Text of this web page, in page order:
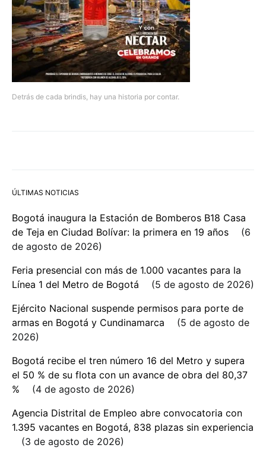
Detrás de cada brindis, hay una historia por contar.
ÚLTIMAS NOTICIAS
Bogotá inaugura la Estación de Bomberos B18 Casa
de Teja en Ciudad Bolívar: la primera en 19 años
6
de agosto de 2026
Feria presencial con más de 1.000 vacantes para la
Línea 1 del Metro de Bogotá
5 de agosto de 2026
Ejército Nacional suspende permisos para porte de
armas en Bogotá y Cundinamarca
5 de agosto de
2026
Bogotá recibe el tren número 16 del Metro y supera
el 50 % de su flota con un avance de obra del 80,37
%
4 de agosto de 2026
Agencia Distrital de Empleo abre convocatoria con
1.395 vacantes en Bogotá, 838 plazas sin experiencia
3 de agosto de 2026